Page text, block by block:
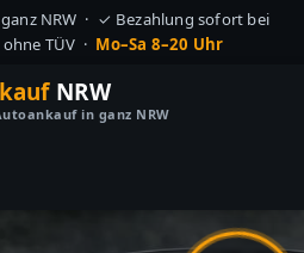
NRW · ✓ Bezahlung sofort bei
TÜV · Mo–Sa 8–20 Uhr
NRW
in ganz NRW